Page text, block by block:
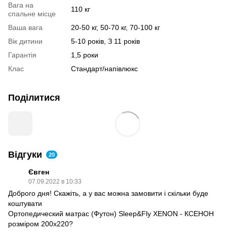
Вага на
спальне місце
110 кг
Ваша вага
20-50 кг, 50-70 кг, 70-100 кг
Вік дитини
5-10 років, З 11 років
Гарантія
1,5 роки
Клас
Стандарт/напівлюкс
Поділитися
Відгуки 20
Євген
07.09.2022 в 10:33
Доброго дня! Скажіть, а у вас можна замовити і скільки буде
коштувати
Ортопедический матрас (Футон) Sleep&Fly XENON - КСЕНОН
розміром 200x220?